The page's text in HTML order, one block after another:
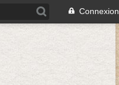
Connexion